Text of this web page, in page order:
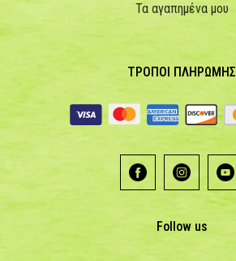
Τα αγαπημένα μου
ΤΡΟΠΟΙ ΠΛΗΡΩΜΗΣ
Follow us